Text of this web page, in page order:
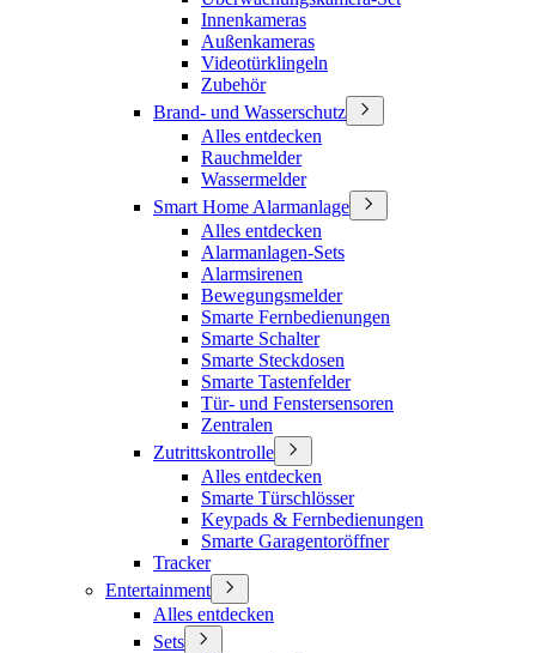
Innenkameras
Außenkameras
Videotürklingeln
Zubehör
Brand- und Wasserschutz
Alles entdecken
Rauchmelder
Wassermelder
Smart Home Alarmanlage
Alles entdecken
Alarmanlagen-Sets
Alarmsirenen
Bewegungsmelder
Smarte Fernbedienungen
Smarte Schalter
Smarte Steckdosen
Smarte Tastenfelder
Tür- und Fenstersensoren
Zentralen
Zutrittskontrolle
Alles entdecken
Smarte Türschlösser
Keypads & Fernbedienungen
Smarte Garagentoröffner
Tracker
Entertainment
Alles entdecken
Sets